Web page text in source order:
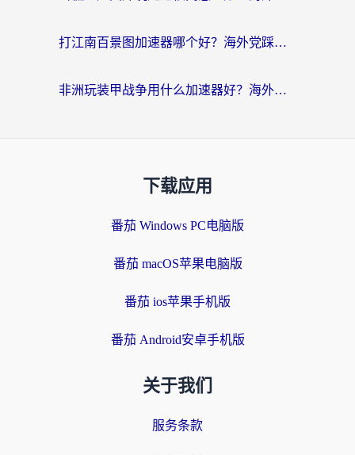
打江南百景图加速器哪个好？海外党踩坑N次后，终于找到不卡的秘诀
非洲玩装甲战争用什么加速器好？海外党亲测有效的国服游戏加速方案
下载应用
番茄 Windows PC电脑版
番茄 macOS苹果电脑版
番茄 ios苹果手机版
番茄 Android安卓手机版
关于我们
服务条款